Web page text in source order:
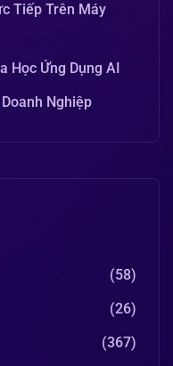
Tiếp Trên Máy
Học Ứng Dụng AI
Nghiệp
(58)
(26)
(367)